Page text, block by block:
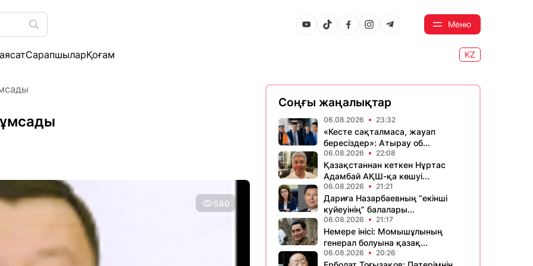
Меню
СарапшыларҚоғам KZ
580
Соңғы жаңалықтар
06.08.2026 23:32
«Кесте сақталмаса, жауап
бересіздер»: Атырау об...
06.08.2026 22:08
Қазақстаннан кеткен Нұртас
Адамбай АҚШ-қа көшуі...
06.08.2026 21:21
Дариға Назарбаевның “екінші
куйеуінің” балалары...
06.08.2026 21:17
Немере інісі: Момышұлының
генерал болуына қазақ...
06.08.2026 20:26